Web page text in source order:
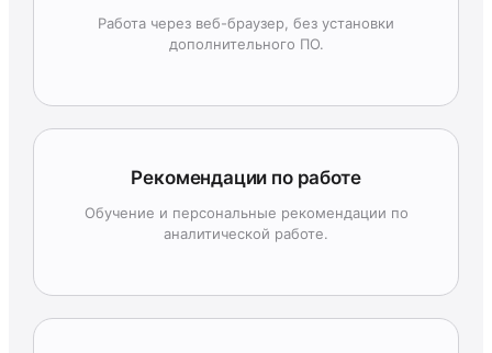
Работа через веб-браузер, без установки
дополнительного ПО.
Рекомендации по работе
Обучение и персональные рекомендации по
аналитической работе.